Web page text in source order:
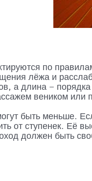
по
лёжа и
а длина –
веником или
быть меньше.
от ступенек. Её
должен быть